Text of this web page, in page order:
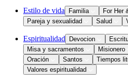
Estilo de vida Familia
For Her
Pareja y sexualidad
Salud
Espiritualidad Devocion
Misa y sacramentos
Misionero
Oración
Santos
Tiempos
Valores espiritualidad